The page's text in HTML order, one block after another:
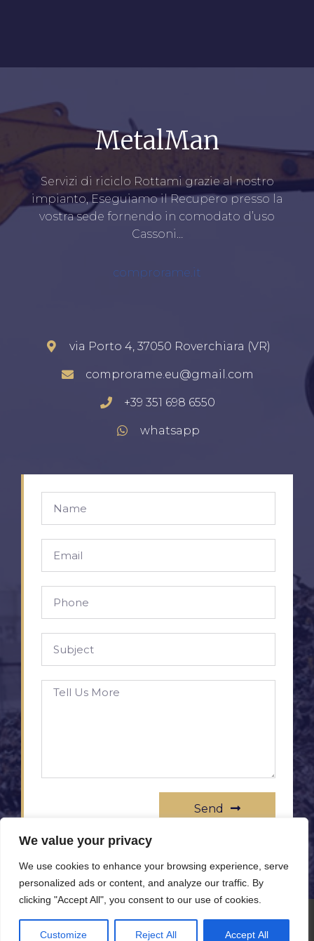
We value your privacy
We use cookies to enhance your browsing experience, serve
personalized ads or content, and analyze our traffic. By
clicking "Accept All", you consent to our use of cookies.
Customize Reject All Accept All
MetalMan
Servizi di riciclo Rottami grazie al nostro
impianto, Eseguiamo il Recupero presso la
vostra sede fornendo in comodato d’uso
Cassoni…
comprorame.it
via Porto 4, 37050 Roverchiara (VR)
comprorame.eu@gmail.com
+39 351 698 6550
whatsapp
Send
© All rights reserved www.rameprezzo.it